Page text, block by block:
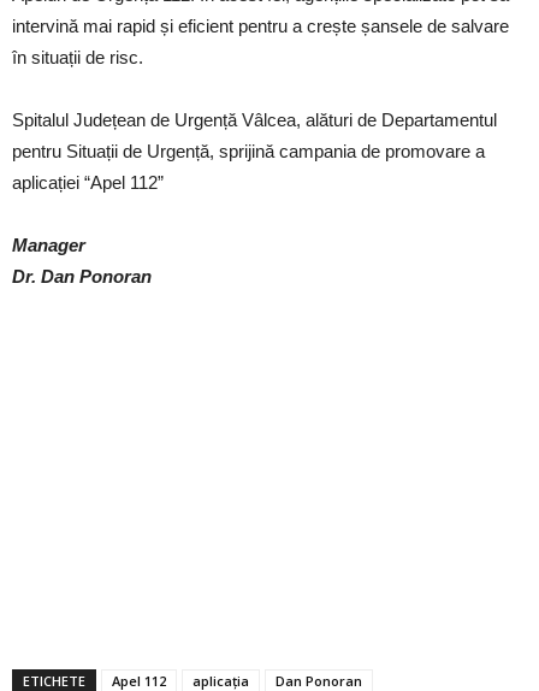
intervină mai rapid și eficient pentru a crește șansele de salvare
în situații de risc.
Spitalul Județean de Urgență Vâlcea, alături de Departamentul
pentru Situații de Urgență, sprijină campania de promovare a
aplicației “Apel 112”
Manager
Dr. Dan Ponoran
ETICHETE Apel 112 aplicația
Dan Ponoran